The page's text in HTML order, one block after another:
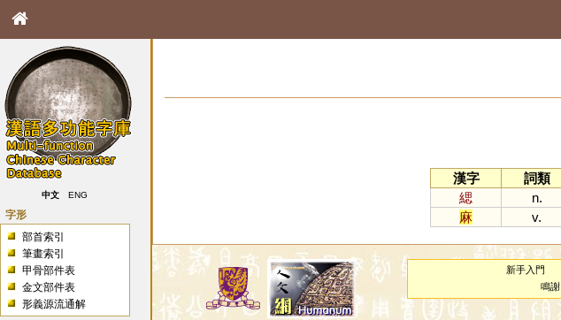
中文 ENG
字形
部首索引
筆畫索引
甲骨部件表
金文部件表
形義源流通解
漢字
詞類
緦
n.
麻
v.
新手入門
鳴謝